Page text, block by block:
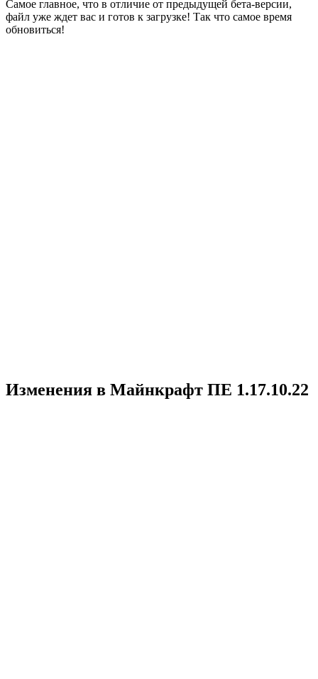
Самое главное, что в отличие от предыдущей бета-версии,
файл уже ждет вас и готов к загрузке! Так что самое время
обновиться!
Изменения в Майнкрафт ПЕ 1.17.10.22